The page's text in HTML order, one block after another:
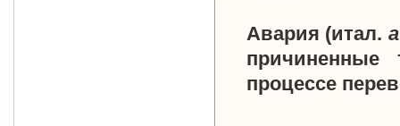
Авария (итал.
причиненные
процессе